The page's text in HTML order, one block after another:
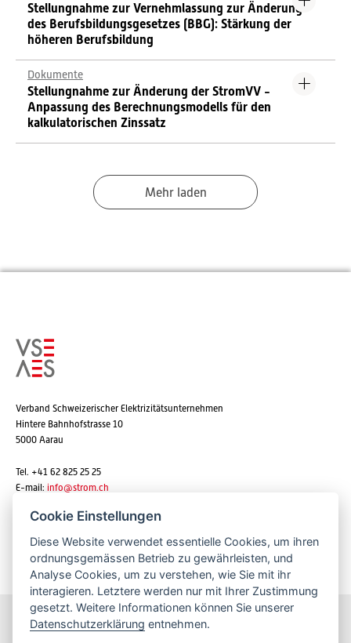
Stellungnahme zur Vernehmlassung zur Änderung
des Berufsbildungsgesetzes (BBG): Stärkung der
höheren Berufsbildung
Dokumente
Stellungnahme zur Änderung der StromVV -
Anpassung des Berechnungsmodells für den
kalkulatorischen Zinssatz
Mehr laden
Verband Schweizerischer Elektrizitätsunternehmen
Hintere Bahnhofstrasse 10
5000 Aarau
Tel. +41 62 825 25 25
E-mail: info@strom.ch
Newsletter abonnieren
Bleiben Sie informiert
Cookie Einstellungen
Diese Website verwendet essentielle Cookies, um ihren
ordnungsgemässen Betrieb zu gewährleisten, und
Analyse Cookies, um zu verstehen, wie Sie mit ihr
interagieren. Letztere werden nur mit Ihrer Zustimmung
gesetzt. Weitere Informationen können Sie unserer
Datenschutzerklärung entnehmen.